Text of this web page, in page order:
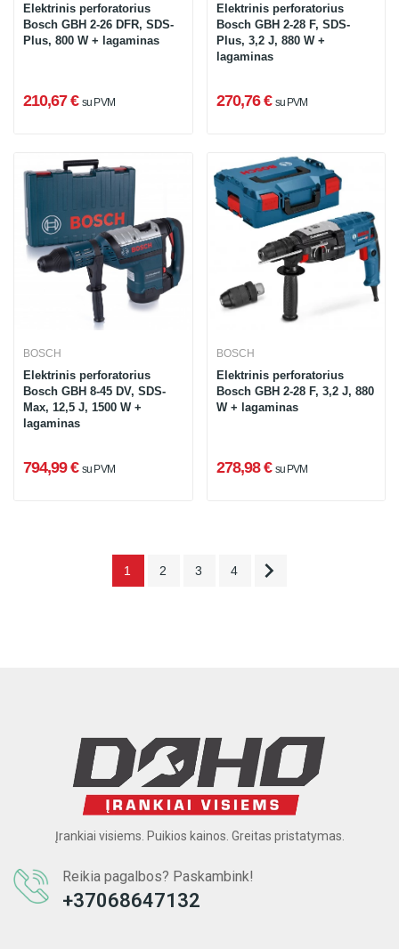
Elektrinis perforatorius
Bosch GBH 2-26 DFR, SDS-
Plus, 800 W + lagaminas
210,67 € su PVM
Elektrinis perforatorius
Bosch GBH 2-28 F, SDS-
Plus, 3,2 J, 880 W +
lagaminas
270,76 € su PVM
BOSCH
Elektrinis perforatorius
Bosch GBH 8-45 DV, SDS-
Max, 12,5 J, 1500 W +
lagaminas
794,99 € su PVM
BOSCH
Elektrinis perforatorius
Bosch GBH 2-28 F, 3,2 J, 880
W + lagaminas
278,98 € su PVM
1 2 3 4 
Įrankiai visiems. Puikios kainos. Greitas pristatymas.
Reikia pagalbos? Paskambink!
+37068647132